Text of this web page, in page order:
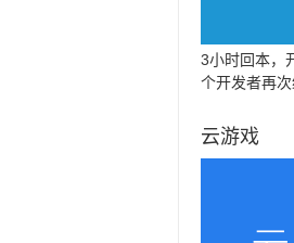
3小时回本，
个开发者再
云游戏